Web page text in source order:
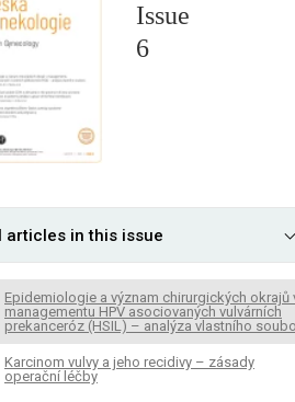
Issue
6
articles in this issue
Epidemiologie a význam chirurgických okrajů
managementu HPV asociovaných vulvárních
prekanceróz (HSIL) – analýza vlastního
Karcinom vulvy a jeho recidivy – zásady
operační léčby